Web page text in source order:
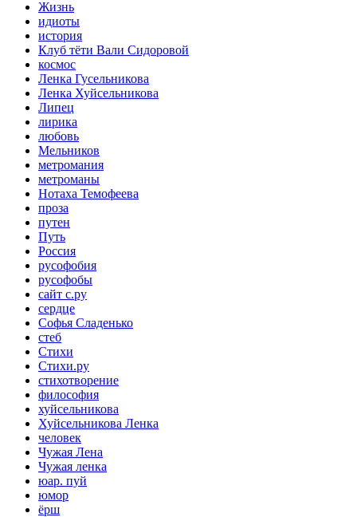
Жизнь
идиоты
история
Клуб тёти Вали Сидоровой
космос
Ленка Гусельникова
Ленка Хуйсельникова
Липец
лирика
любовь
Мельников
метромания
метроманы
Нотаха Темофеева
проза
путен
Путь
Россия
русофобия
русофобы
сайт с.ру
сердце
Софья Сладенько
стеб
Стихи
Стихи.ру
стихотворение
философия
хуйсельникова
Хуйсельникова Ленка
человек
Чужая Лена
Чужая ленка
юар. пуй
юмор
ёрш